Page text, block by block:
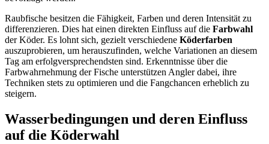
Raubfische besitzen die Fähigkeit, Farben und deren Intensität zu
differenzieren. Dies hat einen direkten Einfluss auf die Farbwahl
der Köder. Es lohnt sich, gezielt verschiedene Köderfarben
auszuprobieren, um herauszufinden, welche Variationen an diesem
Tag am erfolgversprechendsten sind. Erkenntnisse über die
Farbwahrnehmung der Fische unterstützen Angler dabei, ihre
Techniken stets zu optimieren und die Fangchancen erheblich zu
steigern.
Wasserbedingungen und deren Einfluss
auf die Köderwahl